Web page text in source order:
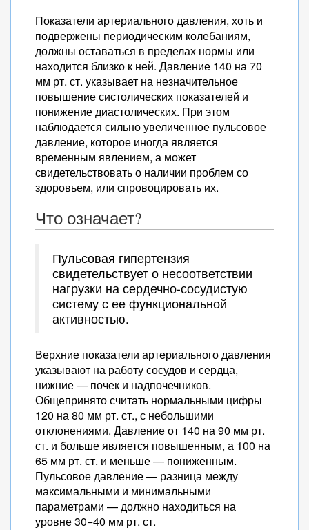
Показатели артериального давления, хоть и
подвержены периодическим колебаниям,
должны оставаться в пределах нормы или
находится близко к ней. Давление 140 на 70
мм рт. ст. указывает на незначительное
повышение систолических показателей и
понижение диастолических. При этом
наблюдается сильно увеличенное пульсовое
давление, которое иногда является
временным явлением, а может
свидетельствовать о наличии проблем со
здоровьем, или спровоцировать их.
Что означает?
Пульсовая гипертензия
свидетельствует о несоответствии
нагрузки на сердечно-сосудистую
систему с ее функциональной
активностью.
Верхние показатели артериального давления
указывают на работу сосудов и сердца,
нижние — почек и надпочечников.
Общепринято считать нормальными цифры
120 на 80 мм рт. ст., с небольшими
отклонениями. Давление от 140 на 90 мм рт.
ст. и больше является повышенным, а 100 на
65 мм рт. ст. и меньше — пониженным.
Пульсовое давление — разница между
максимальными и минимальными
параметрами — должно находиться на
уровне 30−40 мм рт. ст.